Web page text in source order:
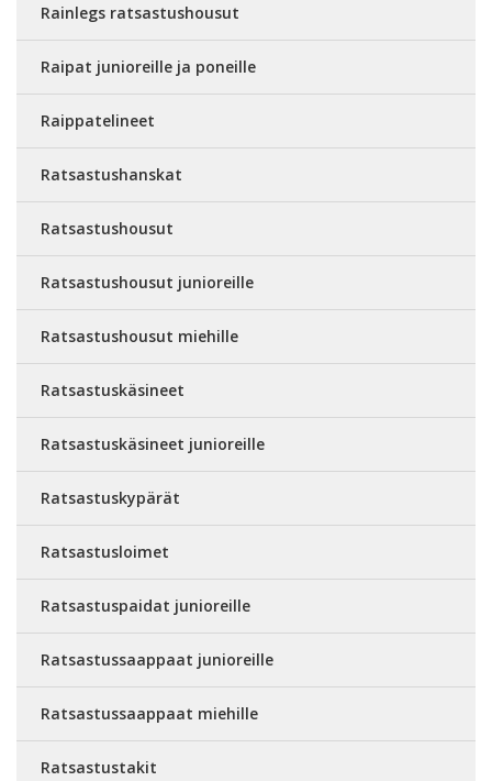
Rainlegs ratsastushousut
Raipat junioreille ja poneille
Raippatelineet
Ratsastushanskat
Ratsastushousut
Ratsastushousut junioreille
Ratsastushousut miehille
Ratsastuskäsineet
Ratsastuskäsineet junioreille
Ratsastuskypärät
Ratsastusloimet
Ratsastuspaidat junioreille
Ratsastussaappaat junioreille
Ratsastussaappaat miehille
Ratsastustakit